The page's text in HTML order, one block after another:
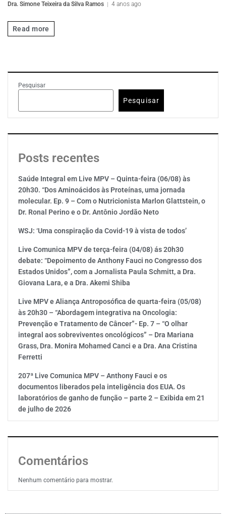
Dra. Simone Teixeira da Silva Ramos
4 anos ago
Read more
Pesquisar
Pesquisar
Posts recentes
Saúde Integral em Live MPV – Quinta-feira (06/08) às
20h30. “Dos Aminoácidos às Proteínas, uma jornada
molecular. Ep. 9 – Com o Nutricionista Marlon Glattstein, o
Dr. Ronal Perino e o Dr. Antônio Jordão Neto
WSJ: ‘Uma conspiração da Covid-19 à vista de todos’
Live Comunica MPV de terça-feira (04/08) ás 20h30
debate: “Depoimento de Anthony Fauci no Congresso dos
Estados Unidos”, com a Jornalista Paula Schmitt, a Dra.
Giovana Lara, e a Dra. Akemi Shiba
Live MPV e Aliança Antroposófica de quarta-feira (05/08)
às 20h30 – “Abordagem integrativa na Oncologia:
Prevenção e Tratamento de Câncer”- Ep. 7 – “O olhar
integral aos sobreviventes oncológicos” – Dra Mariana
Grass, Dra. Monira Mohamed Canci e a Dra. Ana Cristina
Ferretti
207ª Live Comunica MPV – Anthony Fauci e os
documentos liberados pela inteligência dos EUA. Os
laboratórios de ganho de função – parte 2 – Exibida em 21
de julho de 2026
Comentários
Nenhum comentário para mostrar.